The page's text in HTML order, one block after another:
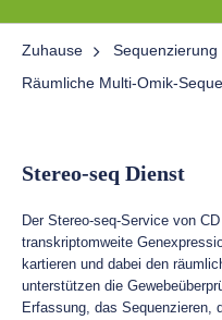
Zuhause
Sequenzierung
Räumliche Multi-Omik-
Stereo-seq Dienst
Der Stereo-seq-Service von
transkriptomweite
kartieren und dabei den
unterstützen die
Erfassung, das Sequenzieren,